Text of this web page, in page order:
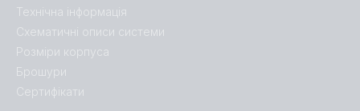
Технічна інформація
Схематичні описи системи
Розміри корпуса
Брошури
Сертифікати